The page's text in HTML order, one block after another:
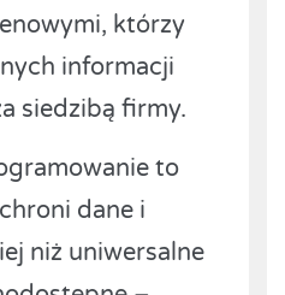
którzy
informacji
siedzibą firmy.
to
dane i
niż uniwersalne